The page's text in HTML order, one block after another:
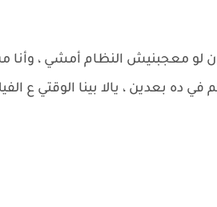
ان لو معجبنيش النظام أمشي ،
ده بعدين ، يالا بينا الوقتي ع